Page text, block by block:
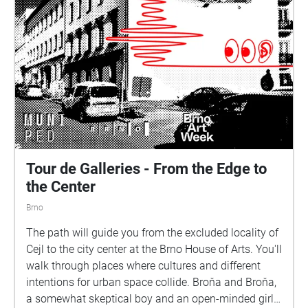
Tour de Galleries - From the Edge to
the Center
Brno
The path will guide you from the excluded locality of
Cejl to the city center at the Brno House of Arts. You'll
walk through places where cultures and different
intentions for urban space collide. Broňa and Broňa,
a somewhat skeptical boy and an open-minded girl